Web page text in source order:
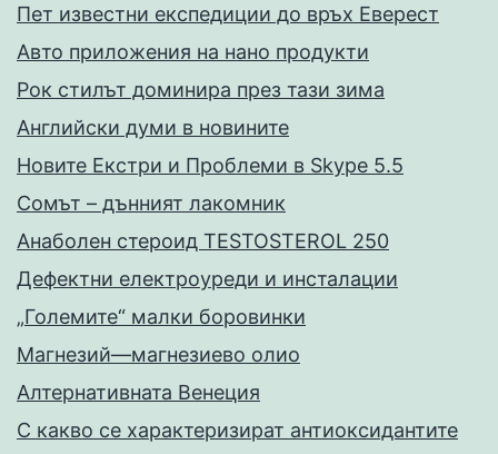
Пет известни експедиции до връх Еверест
Авто приложения на нано продукти
Рок стилът доминира през тази зима
Английски думи в новините
Новите Екстри и Проблеми в Skype 5.5
Сомът – дънният лакомник
Анаболен стероид TESTOSTEROL 250
Дефектни електроуреди и инсталации
„Големите“ малки боровинки
Магнезий—магнезиево олио
Алтернативната Венеция
С какво се характеризират антиоксидантите